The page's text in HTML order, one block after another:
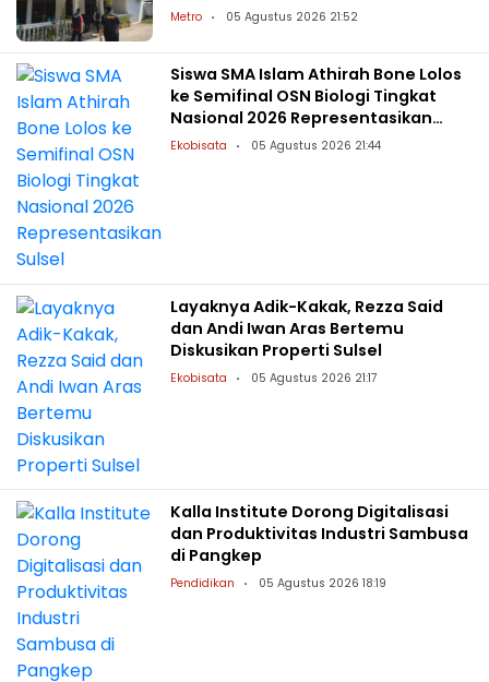
Metro 05 Agustus 2026 21:52
Siswa SMA Islam Athirah Bone Lolos
ke Semifinal OSN Biologi Tingkat
Nasional 2026 Representasikan
Sulsel
Ekobisata 05 Agustus 2026 21:44
Layaknya Adik-Kakak, Rezza Said
dan Andi Iwan Aras Bertemu
Diskusikan Properti Sulsel
Ekobisata 05 Agustus 2026 21:17
Kalla Institute Dorong Digitalisasi
dan Produktivitas Industri Sambusa
di Pangkep
Pendidikan 05 Agustus 2026 18:19